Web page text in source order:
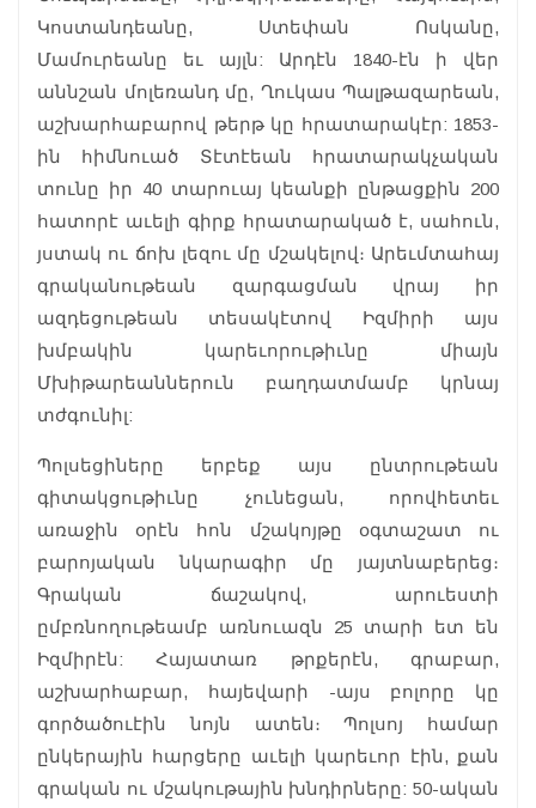
Կոստանդեանը, Ստեփան Ոսկանը,
Մամուրեանը եւ այլն: Արդէն 1840-էն ի վեր
աննշան մոլեռանդ մը, Ղուկաս Պալթազարեան,
աշխարհաբարով թերթ կը հրատարակէր: 1853-
ին հիմնուած Տէտէեան հրատարակչական
տունը իր 40 տարուայ կեանքի ընթացքին 200
հատորէ աւելի գիրք հրատարակած է, սահուն,
յստակ ու ճոխ լեզու մը մշակելով։ Արեւմտահայ
գրականութեան զարգացման վրայ իր
ազդեցութեան տեսակէտով Իզմիրի այս
խմբակին կարեւորութիւնը միայն
Մխիթարեաններուն բաղդատմամբ կրնայ
տժգունիլ:
Պոլսեցիները երբեք այս ընտրութեան
գիտակցութիւնը չունեցան, որովհետեւ
առաջին օրէն հոն մշակոյթը օգտաշատ ու
բարոյական նկարագիր մը յայտնաբերեց։
Գրական ճաշակով, արուեստի
ըմբռնողութեամբ առնուազն 25 տարի ետ են
Իզմիրէն: Հայատառ թրքերէն, գրաբար,
աշխարհաբար, հայեվարի -այս բոլորը կը
գործածուէին նոյն ատեն։ Պոլսոյ համար
ընկերային հարցերը աւելի կարեւոր էին, քան
գրական ու մշակութային խնդիրները: 50-ական